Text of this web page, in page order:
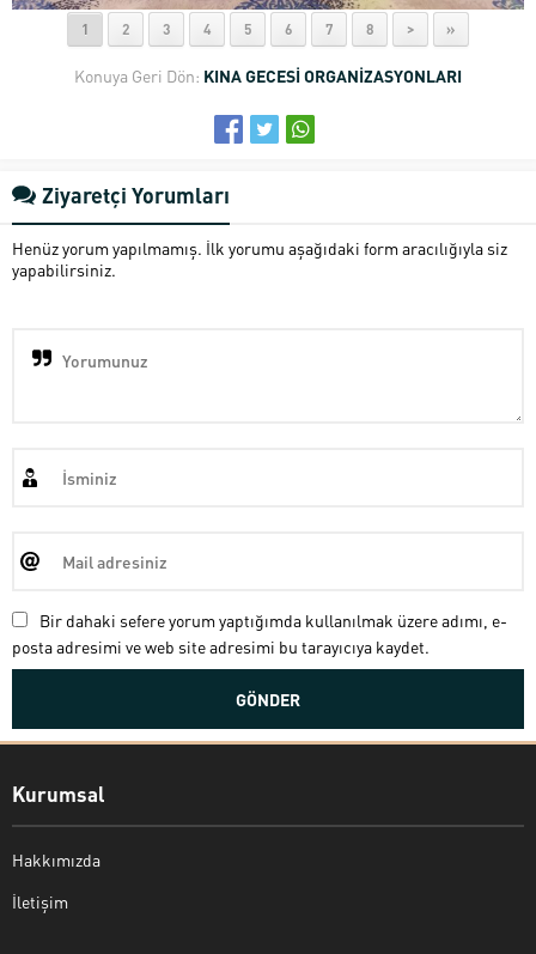
1 2 3 4 5 6 7 8 > »
Konuya Geri Dön: KINA GECESİ ORGANİZASYONLARI
Ziyaretçi Yorumları
Henüz yorum yapılmamış. İlk yorumu aşağıdaki form aracılığıyla siz
yapabilirsiniz.
Bir dahaki sefere yorum yaptığımda kullanılmak üzere adımı, e-
posta adresimi ve web site adresimi bu tarayıcıya kaydet.
Kurumsal
Hakkımızda
İletişim